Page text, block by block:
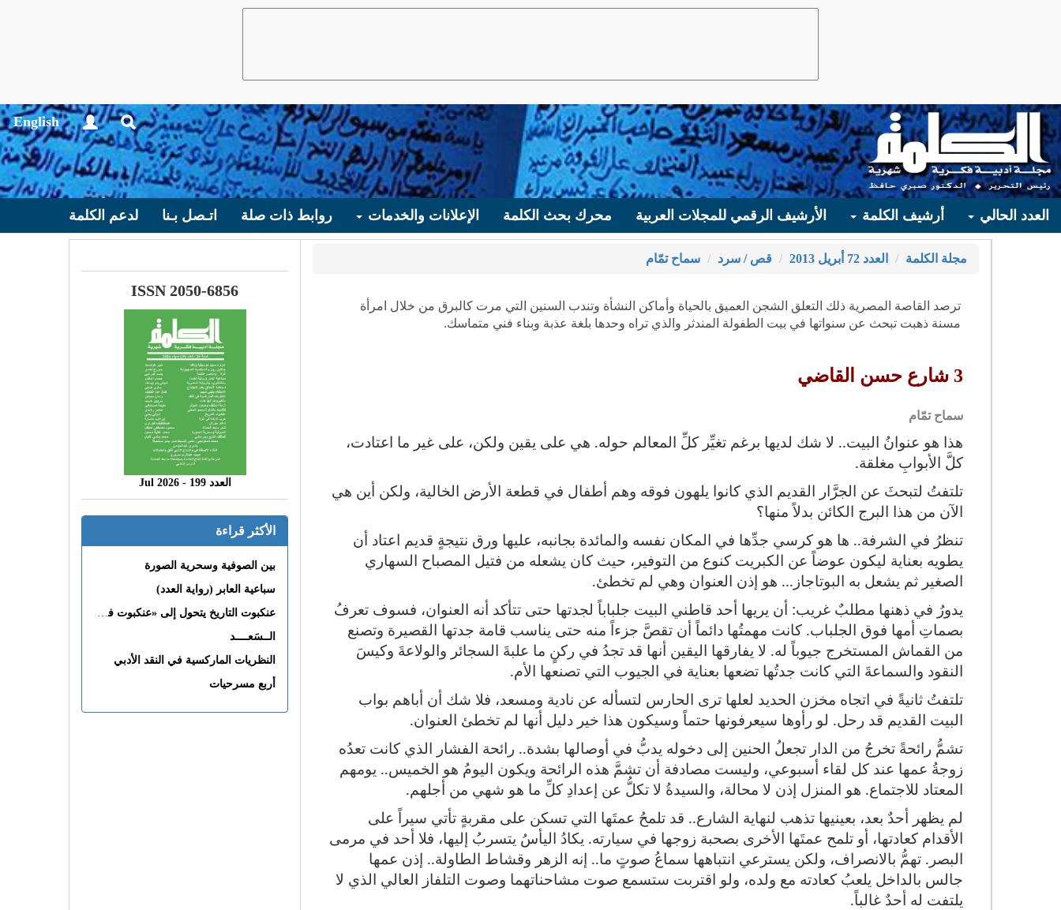
English
العدد الحالي أرشيف الكلمة الأرشيف الرقمي للمجلات العربية محرك بحث الكلمة الإعلانات والخدمات روابط ذات صلة اتـصل بـنا لدعم الكلمة
مجلة الكلمة العدد 72 أبريل 2013 قص / سرد سماح تمّام
ترصد القاصة المصرية ذلك التعلق الشجن العميق بالحياة وأماكن النشأة وتندب السنين التي مرت كالبرق من خلال امرأة
مسنة ذهبت تبحث عن سنواتها في بيت الطفولة المندثر والذي تراه وحدها بلغة عذبة وبناء فني متماسك.
3 شارع حسن القاضي
سماح تمّام
هذا هو عنوانُ البيت.. لا شك لديها برغم تغيِّر كلِّ المعالم حوله. هي على يقين ولكن، على غير ما اعتادت،
كلَّ الأبوابِ مغلقة.
تلتفتُ لتبحثَ عن الجرَّار القديم الذي كانوا يلهون فوقه وهم أطفال في قطعة الأرض الخالية، ولكن أين هي
الآن من هذا البرج الكائن بدلاً منها؟
تنظرُ في الشرفة.. ها هو كرسي جدِّها في المكان نفسه والمائدة بجانبه، عليها ورق نتيجةٍ قديم اعتاد أن
يطويه بعناية ليكون عوضاً عن الكبريت كنوع من التوفير، حيث كان يشعله من فتيل المصباح السهاري
الصغير ثم يشعل به البوتاجاز... هو إذن العنوان وهي لم تخطئ.
يدورُ في ذهنها مطلبٌ غريب: أن يريها أحد قاطني البيت جلباباً لجدتها حتى تتأكد أنه العنوان، فسوف تعرفُ
بصماتِ أمها فوق الجلباب. كانت مهمتُها دائماً أن تقصَّ جزءاً منه حتى يناسب قامة جدتها القصيرة وتصنع
من القماش المستخرج جيوباً له. لا يفارقها اليقين أنها قد تجدُ في ركنٍ ما علبةَ السجائر والولاعةَ وكيسَ
النقود والسماعةَ التي كانت جدتُها تضعها بعناية في الجيوب التي تصنعها الأم.
تلتفتُ ثانيةً في اتجاه مخزن الحديد لعلها ترى الحارس لتسأله عن نادية ومسعد، فلا شك أن أباهم بواب
البيت القديم قد رحل. لو رأوها سيعرفونها حتماً وسيكون هذا خير دليل أنها لم تخطئ العنوان.
تشمُّ رائحةً تخرجُ من الدار تجعلُ الحنين إلى دخوله يدبُّ في أوصالها بشدة.. رائحة الفشار الذي كانت تعدُه
زوجةُ عمها عند كل لقاء أسبوعي، وليست مصادفة أن تشمَّ هذه الرائحة ويكون اليومُ هو الخميس.. يومهم
المعتاد للاجتماع. هو المنزل إذن لا محالة، والسيدةُ لا تكلُّ عن إعدادِ كلِّ ما هو شهي من أجلهم.
لم يظهر أحدٌ بعد، بعينيها تذهب لنهاية الشارع.. قد تلمحُ عمتَها التي تسكن على مقربةٍ تأتي سيراً على
الأقدام كعادتها، أو تلمح عمتَها الأخرى بصحبة زوجها في سيارته. يكادُ اليأسُ يتسربُ إليها، فلا أحد في مرمى
البصر. تهمُّ بالانصراف، ولكن يسترعي انتباهها سماعُ صوتٍ ما.. إنه الزهر وقشاط الطاولة.. إذن عمها
جالس بالداخل يلعبُ كعادته مع ولده، ولو اقتربت ستسمع صوت مشاحناتهما وصوت التلفاز العالي الذي لا
يلتفت له أحدٌ غالباً.
ISSN 2050-6856
العدد 199 - 2026 Jul
الأكثر قراءة
بين الصوفية وسحرية الصورة
سباعية العابر (رواية العدد)
عنكبوت التاريخ يتحول إلى «عنكبوت فى القلب»
الــسَعــــد
النظريات الماركسية في النقد الأدبي
أربع مسرحيات